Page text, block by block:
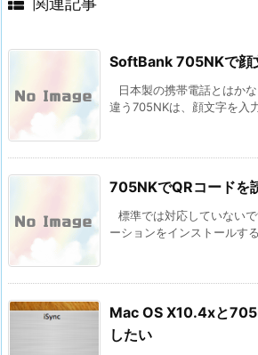
SoftBank 705NKで顔
日本製の携帯電話とはか
違う705NKは、顔文字を入
705NKでQRコードを
標準では対応していない
ーションをインストールす
Mac OS X10.4xと
したい